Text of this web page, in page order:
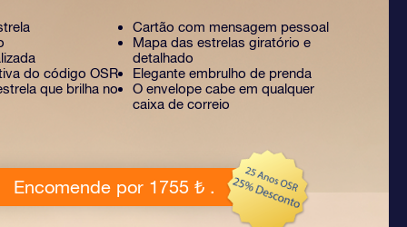
do código OSR
que brilha no
Cartão com mensagem pessoal
Mapa das estrelas giratório e
detalhado
Elegante embrulho de prenda
O envelope cabe em qualquer
caixa de correio
Encomende por 1755 ₺ .